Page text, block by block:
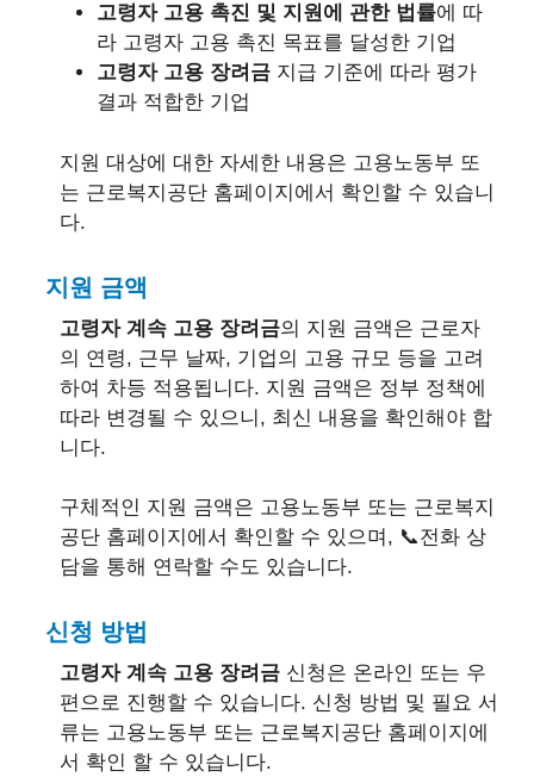
고령자 고용 촉진 및 지원에 관한 법률에 따
라 고령자 고용 촉진 목표를 달성한 기업
고령자 고용 장려금 지급 기준에 따라 평가
결과 적합한 기업
지원 대상에 대한 자세한 내용은 고용노동부 또
는 근로복지공단 홈페이지에서 확인할 수 있습니
다.
지원 금액
고령자 계속 고용 장려금의 지원 금액은 근로자
의 연령, 근무 날짜, 기업의 고용 규모 등을 고려
하여 차등 적용됩니다. 지원 금액은 정부 정책에
따라 변경될 수 있으니, 최신 내용을 확인해야 합
니다.
구체적인 지원 금액은 고용노동부 또는 근로복지
공단 홈페이지에서 확인할 수 있으며, 📞전화 상
담을 통해 연락할 수도 있습니다.
신청 방법
고령자 계속 고용 장려금 신청은 온라인 또는 우
편으로 진행할 수 있습니다. 신청 방법 및 필요 서
류는 고용노동부 또는 근로복지공단 홈페이지에
서 확인 할 수 있습니다.